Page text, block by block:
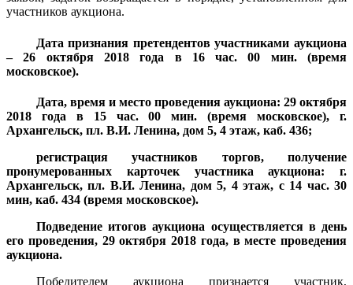
участников аукциона.
Дата признания претендентов участниками аукциона
– 26 октября 2018 года в 16 час. 00 мин. (время
московское).
Дата, время и место проведения аукциона: 29 октября
2018 года в 15 час. 00 мин. (время московское), г.
Архангельск, пл. В.И. Ленина, дом 5, 4 этаж, каб. 436;
регистрация участников торгов, получение
пронумерованных карточек участника аукциона: г.
Архангельск, пл. В.И. Ленина, дом 5, 4 этаж, с 14 час. 30
мин, каб. 434 (время московское).
Подведение итогов аукциона осуществляется в день
его проведения, 29 октября 2018 года, в месте проведения
аукциона.
Победителем аукциона признается участник,